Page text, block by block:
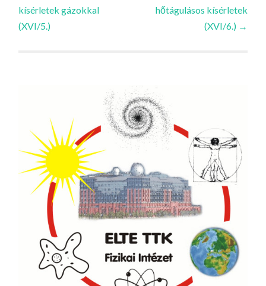
navigációja
kísérletek gázokkal
(XVI/5.)
hőtágulásos kísérletek
(XVI/6.) →